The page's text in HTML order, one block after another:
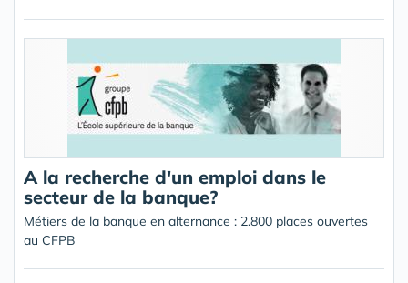
A la recherche d'un emploi dans le
secteur de la banque?
Métiers de la banque en alternance : 2.800 places ouvertes
au CFPB